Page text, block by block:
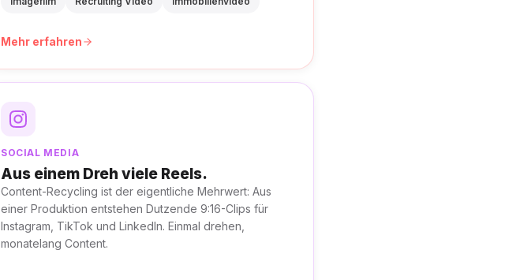
Mehr erfahren
SOCIAL MEDIA
Aus einem Dreh viele Reels.
Content-Recycling ist der eigentliche Mehrwert: Aus
einer Produktion entstehen Dutzende 9:16-Clips für
Instagram, TikTok und LinkedIn. Einmal drehen,
monatelang Content.